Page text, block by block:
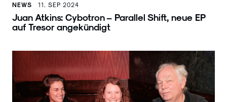
NEWS 11. SEP 2024
Juan Atkins: Cybotron – Parallel Shift, neue EP
auf Tresor angekündigt